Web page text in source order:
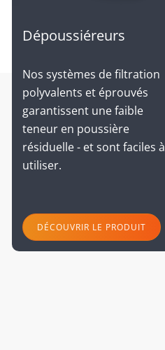
Dépoussiéreurs
Nos systèmes de filtration
polyvalents et éprouvés
garantissent une faible
teneur en poussière
résiduelle - et sont faciles à
utiliser.
DÉCOUVRIR LE PRODUIT